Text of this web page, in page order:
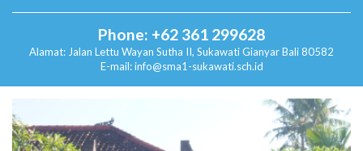
Phone: +62 361 299628
Alamat: Jalan Lettu Wayan Sutha II, SukawatiGianyar Bali 80582
E-mail: info@sma1-sukawati.sch.id